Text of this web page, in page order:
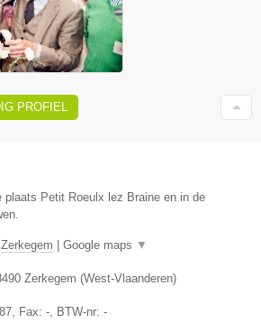
PROFIEL
plaats Petit Roeulx lez Braine en in de
Zerkegem Google maps ▼
Zerkegem (West-Vlaanderen)
, Fax: - , BTW-nr: -